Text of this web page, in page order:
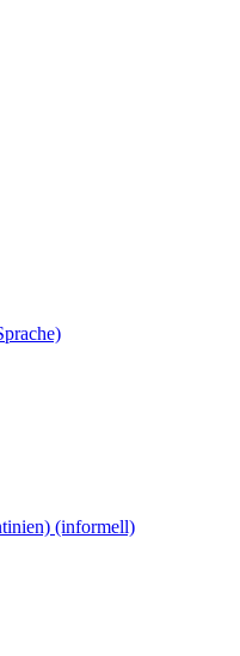
(informell)